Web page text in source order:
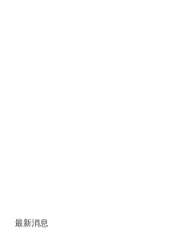
最新消息